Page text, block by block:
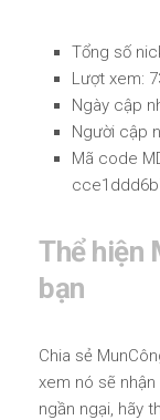
Tổng số
Lượt xem:
Ngày cập
Người cập
Mã code
Thể hiện
bạn
Chia sẻ
xem nó sẽ
ngần ngại, hãy